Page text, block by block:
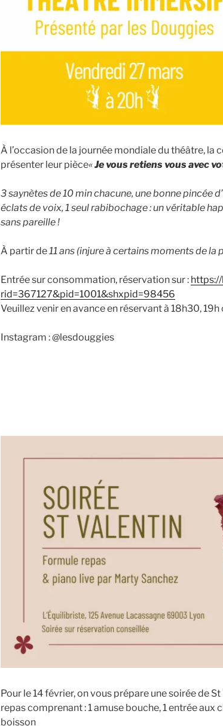
À l’occasion de la journée mondiale du théâtre, la
présenter leur pièce«Je vous retiens vous avec
3 saynètes de 10 min chacune, une bonne pincée
éclats de voix, 1 seul rabibochage : un véritable
sans pareille !
À partir de11 ans (injure à certains moments de la
Entrée sur consommation, réservation sur :
rid=367127&pid=1001&shxpid=98456
Veuillez venir en avance en réservant à 18h30, 19h
Instagram : @lesdouggies
Pour le 14 février, on vous prépare une soirée de
repas comprenant : 1 amuse bouche, 1 entrée aux
boisson